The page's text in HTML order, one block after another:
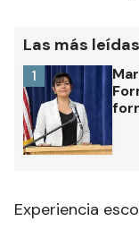
Las más leídas
1
Experiencia